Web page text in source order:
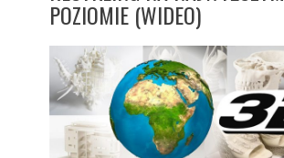
POZIOMIE (WIDEO)